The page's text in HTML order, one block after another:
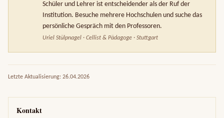
Schüler und Lehrer ist entscheidender als der Ruf der
Institution. Besuche mehrere Hochschulen und suche das
persönliche Gespräch mit den Professoren.
Uriel Stülpnagel · Cellist & Pädagoge · Stuttgart
Letzte Aktualisierung: 26.04.2026
Kontakt